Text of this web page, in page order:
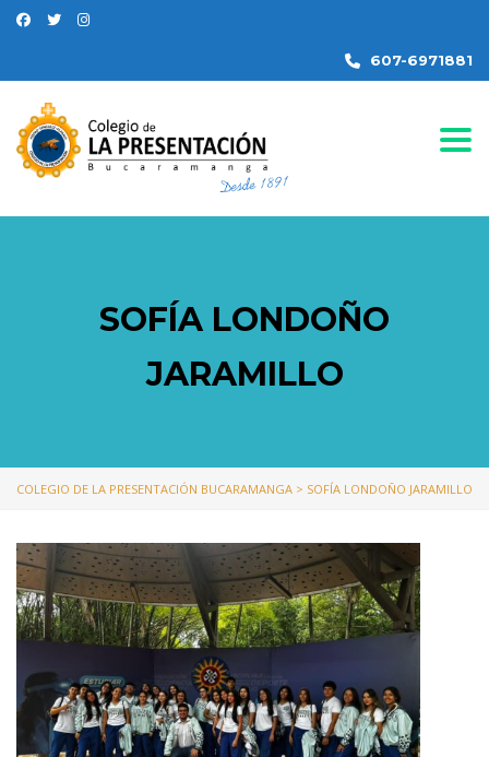
607-6971881
SOFÍA LONDOÑO
JARAMILLO
COLEGIO DE LA PRESENTACIÓN BUCARAMANGA > SOFÍA LONDOÑO JARAMILLO